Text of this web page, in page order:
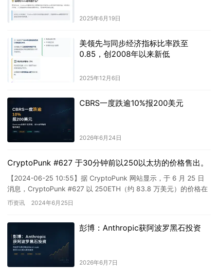
2025年6月19日
美领先与同步经济指标比率跌至
0.85，创2008年以来新低
2025年12月6日
CBRS一度跌逾10%报200美元
2026年6月24日
CryptoPunk #627 于30分钟前以250以太坊的价格售出。
【2024-06-25 10:55】据 CryptoPunk 网站显示，于 6 月 25 日
消息，CryptoPunk #627 以 250ETH（约 83.8 万美元）的价格在
3…
币资讯 2024年6月25日
彭博：Anthropic获阿波罗黑石投资
2026年6月7日